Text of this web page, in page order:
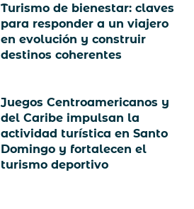
Turismo de bienestar: claves
para responder a un viajero
en evolución y construir
destinos coherentes
Juegos Centroamericanos y
del Caribe impulsan la
actividad turística en Santo
Domingo y fortalecen el
turismo deportivo